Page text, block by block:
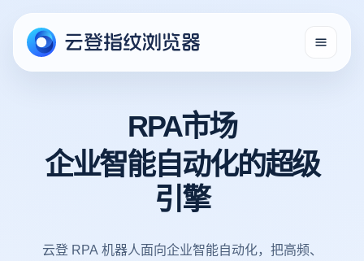
RPA市场
企业智能自动化的超级
引擎
云登 RPA 机器人面向企业智能自动化，把高频、